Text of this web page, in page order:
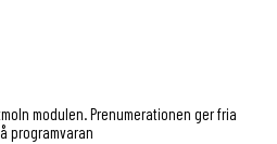
modulen. Prenumerationen ger fria
programvaran